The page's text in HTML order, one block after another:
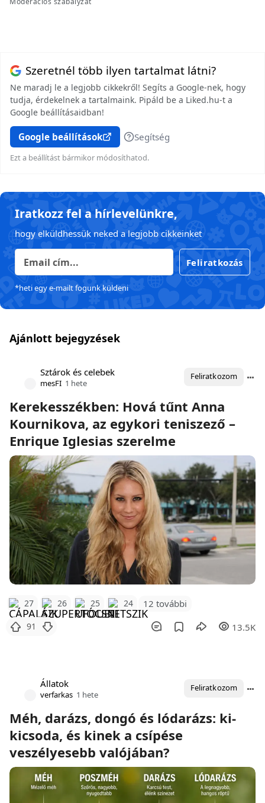
Szeretnél több ilyen tartalmat látni?
Ne maradj le a legjobb cikkekről! Segíts a Google-nek, hogy
tudja, érdekelnek a tartalmaink. Pipáld be a Liked.hu-t a
Google beállításaidban!
Google beállítások Segítség
Ezt a beállítást bármikor módosíthatod.
Iratkozz fel a hírlevelünkre,
hogy elküldhessük neked a legjobb cikkeinket
Feliratkozás
*heti egy e-mailt fogunk küldeni
Ajánlott bejegyzések
Sztárok és celebek
mesFI 1 hete
Feliratkozom
Kerekesszékben: Hová tűnt Anna
Kournikova, az egykori teniszező –
Enrique Iglesias szerelme
27 26 25 24 12 további
91 13.5K
Állatok
verfarkas 1 hete
Feliratkozom
Méh, darázs, dongó és lódarázs: ki-
kicsoda, és kinek a csípése
veszélyesebb valójában?